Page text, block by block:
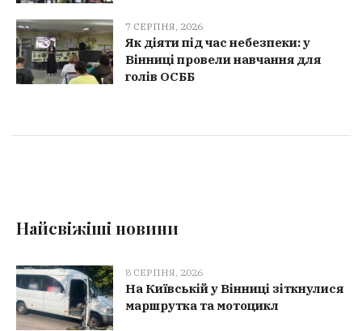
7 СЕРПНЯ, 2026
Як діяти під час небезпеки: у
Вінниці провели навчання для
голів ОСББ
Найсвіжіші новини
8 СЕРПНЯ, 2026
На Київській у Вінниці зіткнулися
маршрутка та мотоцикл